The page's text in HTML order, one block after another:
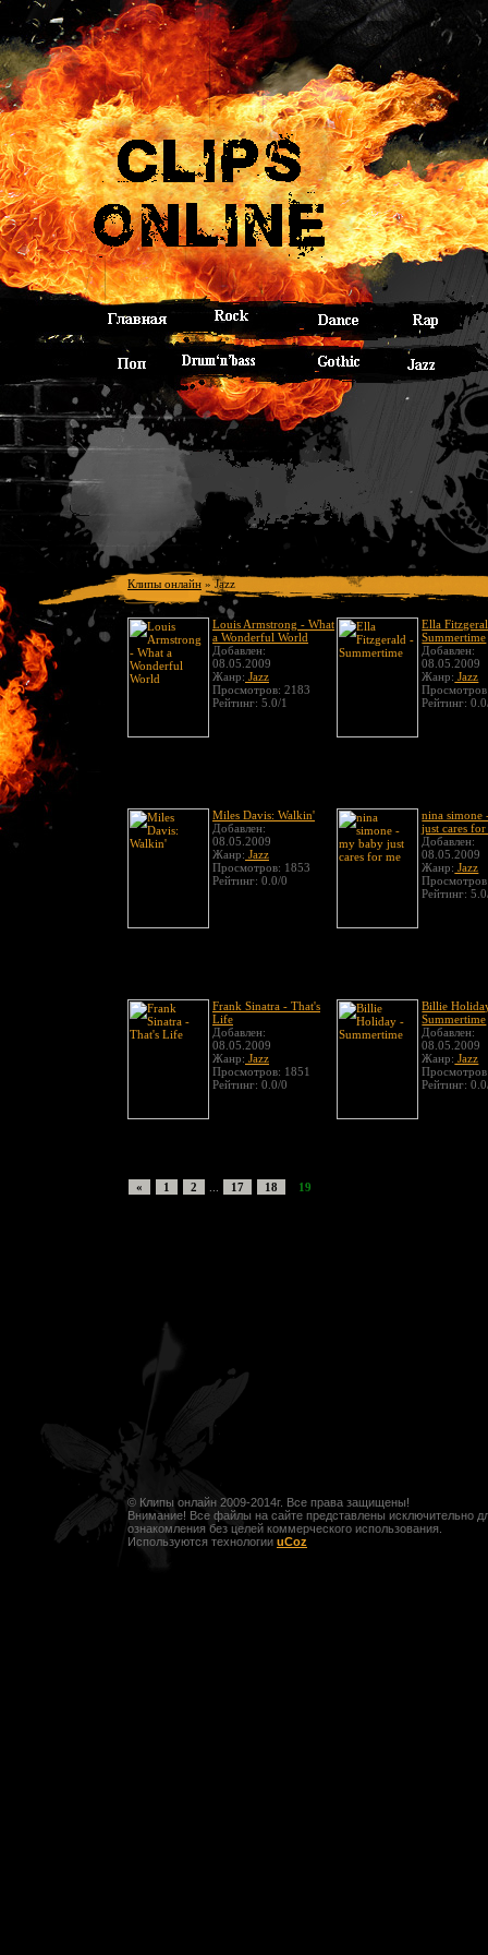
Клипы онлайн » Jazz
Louis Armstrong - What
a Wonderful World
Добавлен:
08.05.2009
Жанр: Jazz
Просмотров: 2183
Рейтинг: 5.0/1
Ella
Summertime
Добавлен:
08.05.2009
Жанр: Jazz
Рейтинг:
Miles Davis: Walkin'
Добавлен:
08.05.2009
Жанр: Jazz
Просмотров: 1853
Рейтинг: 0.0/0
nina simone
just cares
Добавлен:
08.05.2009
Жанр: Jazz
Рейтинг:
Frank Sinatra - That's
Life
Добавлен:
08.05.2009
Жанр: Jazz
Просмотров: 1851
Рейтинг: 0.0/0
Billie
Summertime
Добавлен:
08.05.2009
Жанр: Jazz
Рейтинг:
« 1 2 17 18 19
© Клипы онлайн 2009-2014г. Все права защищены!
Внимание! Все файлы на сайте представлены исключительно
ознакомления без целей коммерческого использования.
Используются технологии uCoz